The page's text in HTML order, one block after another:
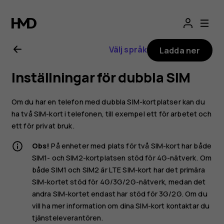
för
Nokia
2.1
Välj språk Ladda ner
Inställningar för dubbla SIM
Om du har en telefon med dubbla SIM-kortplatser kan du
ha två SIM-kort i telefonen, till exempel ett för arbetet och
ett för privat bruk.
Obs! På enheter med plats för två SIM-kort har både
SIM1- och SIM2-kortplatsen stöd för 4G-nätverk. Om
både SIM1 och SIM2 är LTE SIM-kort har det primära
SIM-kortet stöd för 4G/3G/2G-nätverk, medan det
andra SIM-kortet endast har stöd för 3G/2G. Om du
vill ha mer information om dina SIM-kort kontaktar du
tjänsteleverantören.